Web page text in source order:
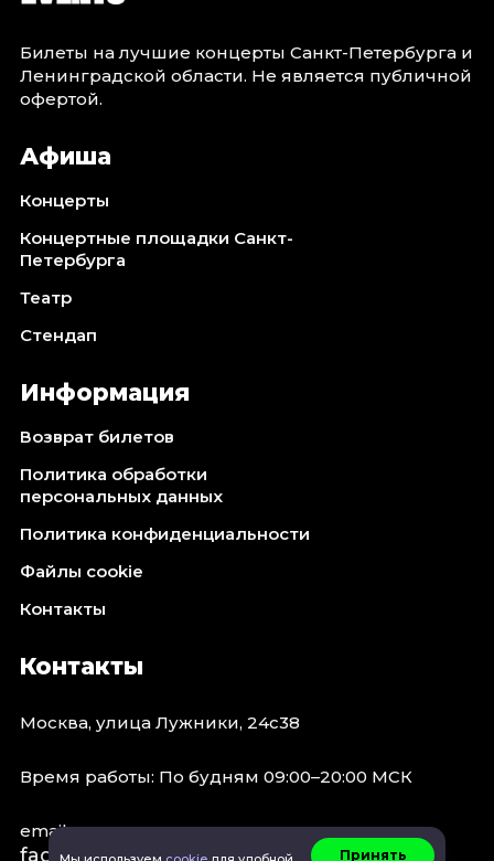
Билеты на лучшие концерты Санкт-Петербурга и
Ленинградской области. Не является публичной
офертой.
Афиша
Концерты
Концертные площадки Санкт-
Петербурга
Театр
Стендап
Информация
Возврат билетов
Политика обработки
персональных данных
Политика конфиденциальности
Файлы cookie
Контакты
Контакты
Москва, улица Лужники, 24с38
Время работы: По будням 09:00–20:00 МСК
email:
faq@spb.events Принять